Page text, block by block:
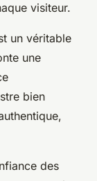
visiteur.
un véritable
une
bien
des